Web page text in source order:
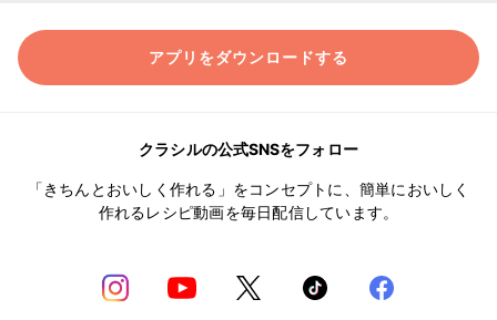
アプリをダウンロードする
クラシルの公式SNSをフォロー
「きちんとおいしく作れる」をコンセプトに、簡単においしく
作れるレシピ動画を毎日配信しています。